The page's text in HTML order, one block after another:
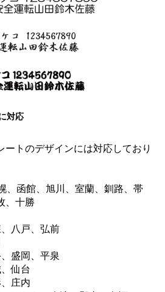
対応
トのデザインには対応しており
、函館、旭川、室蘭、釧路、帯
、十勝
、八戸、弘前
盛岡、平泉
仙台
庄内